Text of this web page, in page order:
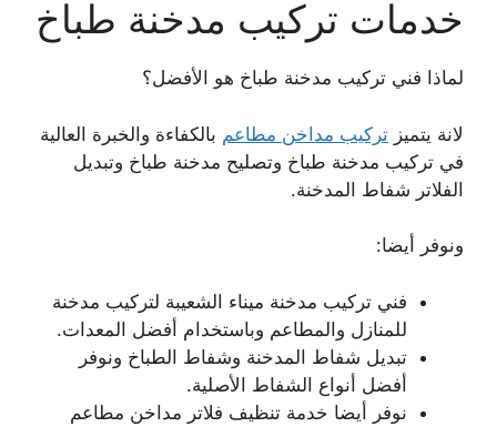
خدمات تركيب مدخنة طباخ
لماذا فني تركيب مدخنة طباخ هو الأفضل؟
لانة يتميز تركيب مداخن مطاعم بالكفاءة والخبرة العالية
في تركيب مدخنة طباخ وتصليح مدخنة طباخ وتبديل
الفلاتر شفاط المدخنة.
ونوفر أيضا:
فني تركيب مدخنة ميناء الشعيبة لتركيب مدخنة
للمنازل والمطاعم وباستخدام أفضل المعدات.
تبديل شفاط المدخنة وشفاط الطباخ ونوفر
أفضل أنواع الشفاط الأصلية.
نوفر أيضا خدمة تنظيف فلاتر مداخن مطاعم